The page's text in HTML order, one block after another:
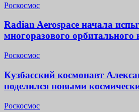
Роскосмос
Radian Aerospace начала
многоразового орбитального
Роскосмос
Кузбасский космонавт
поделился новыми
Роскосмос